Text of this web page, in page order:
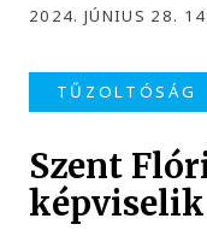
2024. JÚNIUS 28.
TŰZOLTÓSÁG
Szent